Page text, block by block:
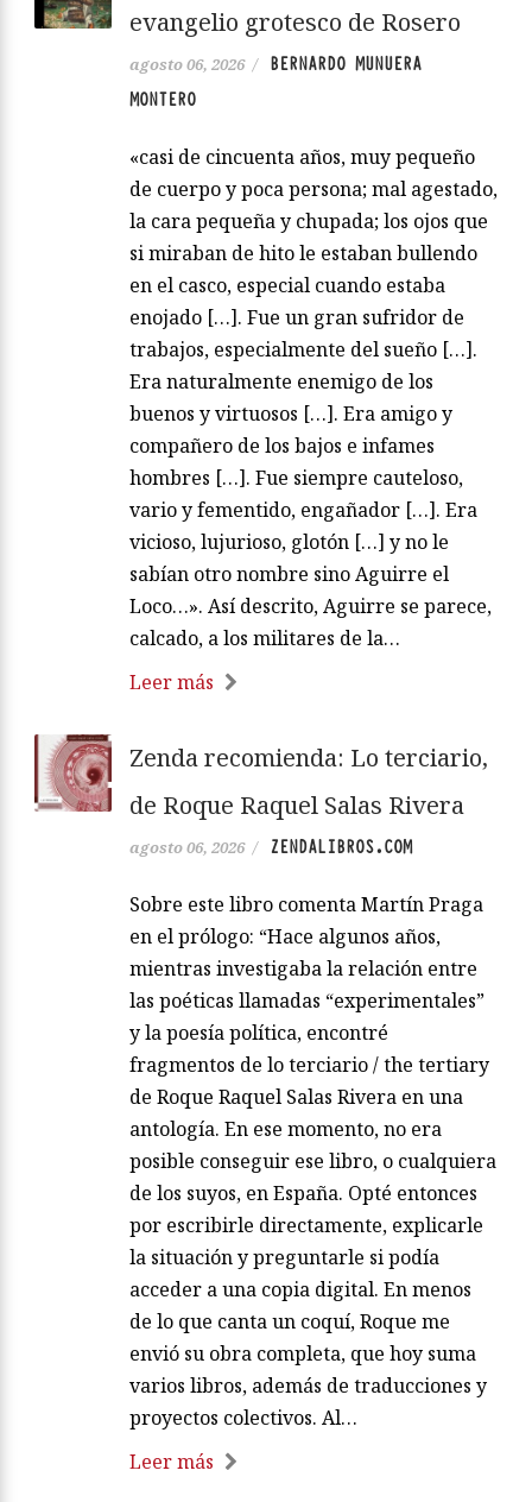
evangelio grotesco de Rosero
agosto 06, 2026 /
BERNARDO MUNUERA
MONTERO
«casi de cincuenta años, muy pequeño
de cuerpo y poca persona; mal agestado,
la cara pequeña y chupada; los ojos que
si miraban de hito le estaban bullendo
en el casco, especial cuando estaba
enojado […]. Fue un gran sufridor de
trabajos, especialmente del sueño […].
Era naturalmente enemigo de los
buenos y virtuosos […]. Era amigo y
compañero de los bajos e infames
hombres […]. Fue siempre cauteloso,
vario y fementido, engañador […]. Era
vicioso, lujurioso, glotón […] y no le
sabían otro nombre sino Aguirre el
Loco…». Así descrito, Aguirre se parece,
calcado, a los militares de la…
Leer más
Zenda recomienda: Lo terciario,
de Roque Raquel Salas Rivera
agosto 06, 2026 / ZENDALIBROS.COM
Sobre este libro comenta Martín Praga
en el prólogo: “Hace algunos años,
mientras investigaba la relación entre
las poéticas llamadas “experimentales”
y la poesía política, encontré
fragmentos de lo terciario / the tertiary
de Roque Raquel Salas Rivera en una
antología. En ese momento, no era
posible conseguir ese libro, o cualquiera
de los suyos, en España. Opté entonces
por escribirle directamente, explicarle
la situación y preguntarle si podía
acceder a una copia digital. En menos
de lo que canta un coquí, Roque me
envió su obra completa, que hoy suma
varios libros, además de traducciones y
proyectos colectivos. Al…
Leer más